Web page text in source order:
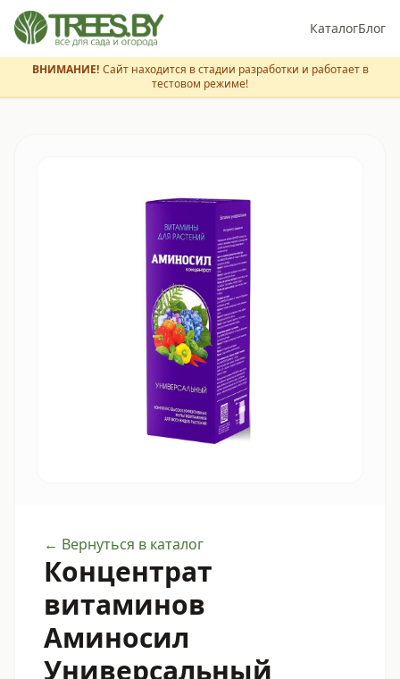
КаталогБлог
ВНИМАНИЕ! Сайт находится в стадии разработки и работает в
тестовом режиме!
← Вернуться в каталог
Концентрат
витаминов
Аминосил
Универсальный